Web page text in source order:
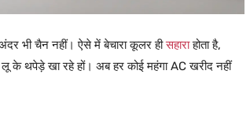
भी चैन नहीं। ऐसे में बेचारा कूलर हीसहाराहोता है,
लू के थपेड़े खा रहे हों। अब हर कोई महंगा AC खरीद नहीं